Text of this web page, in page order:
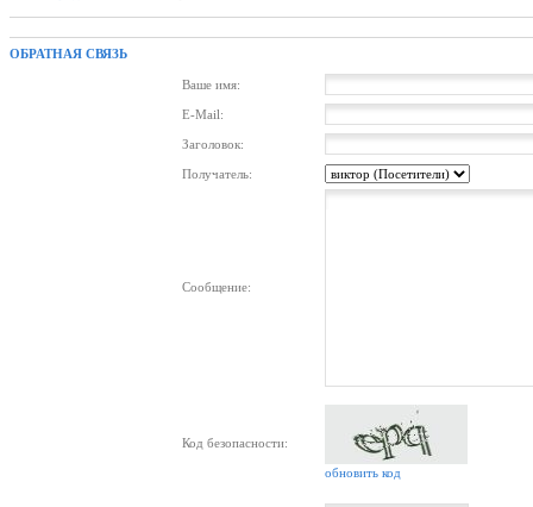
ОБРАТНАЯ СВЯЗЬ
Ваше имя:
E-Mail:
Заголовок:
Получатель:
Сообщение:
Код безопасности:
обновить код